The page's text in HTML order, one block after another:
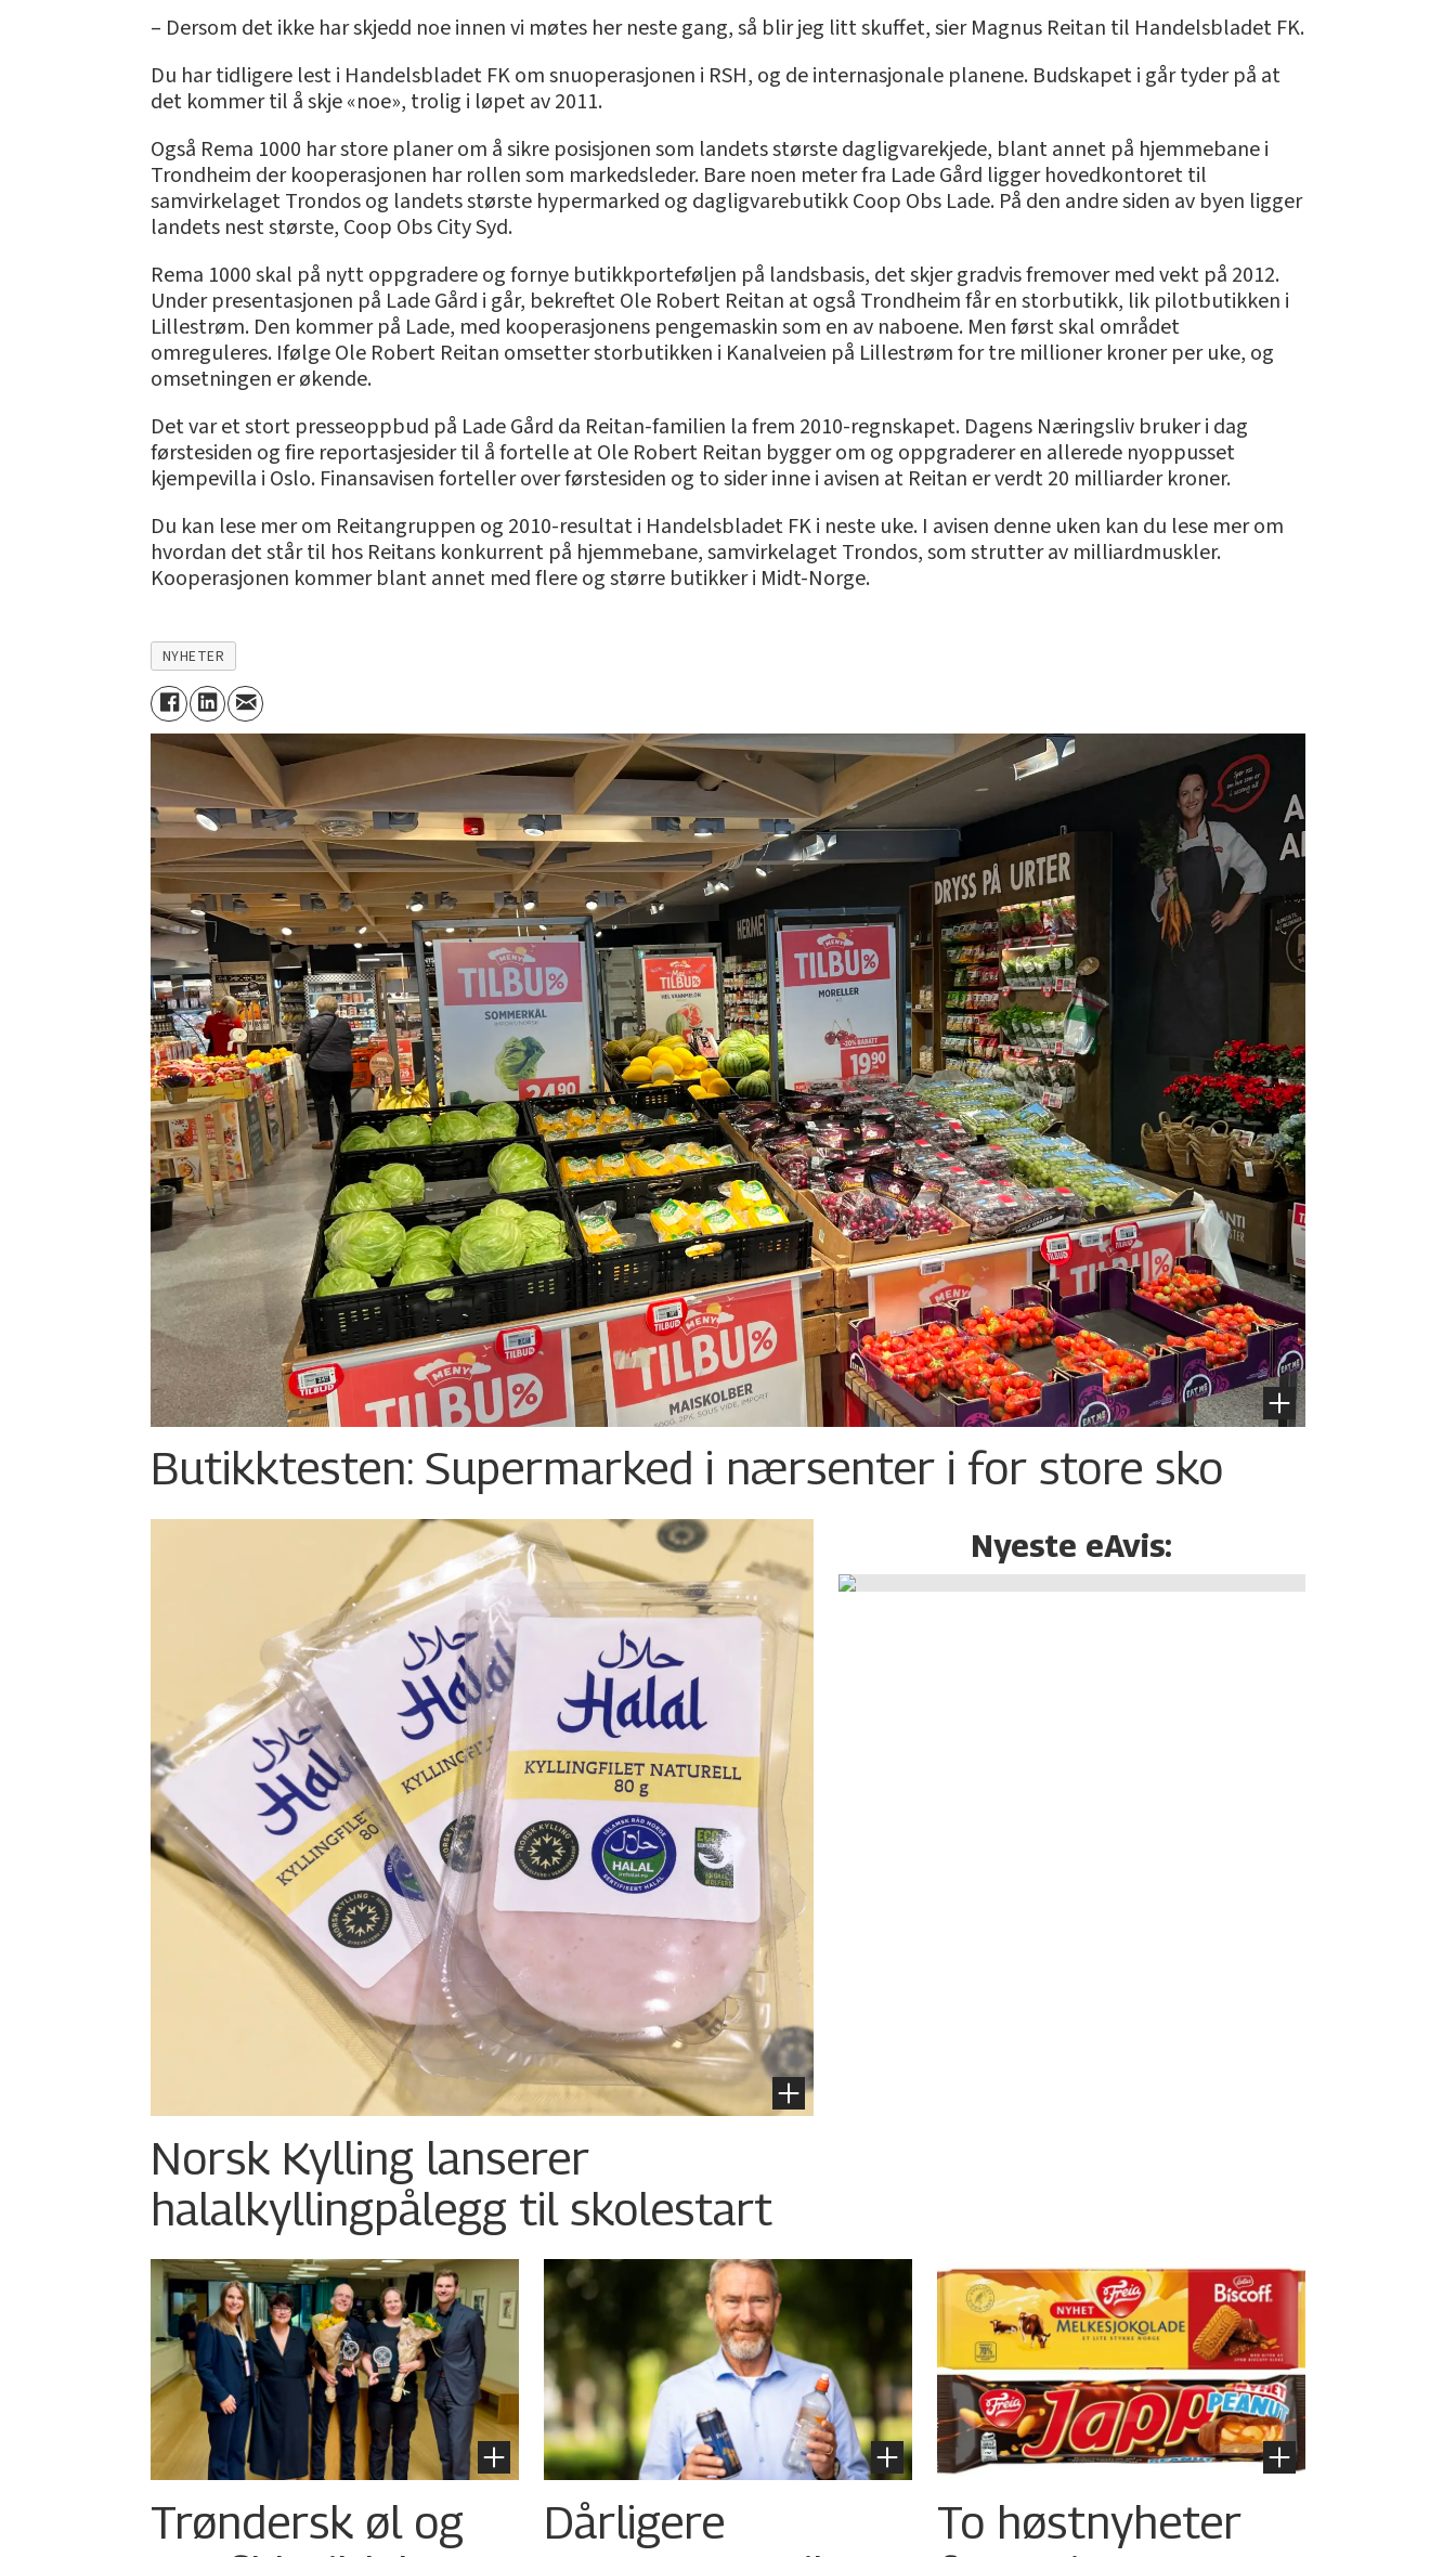
– Dersom det ikke har skjedd noe innen vi møtes her neste gang, så blir jeg litt skuffet, sier Magnus Reitan til Handelsbladet FK.
Du har tidligere lest i Handelsbladet FK om snuoperasjonen i RSH, og de internasjonale planene. Budskapet i går tyder på at
det kommer til å skje «noe», trolig i løpet av 2011.
Også Rema 1000 har store planer om å sikre posisjonen som landets største dagligvarekjede, blant annet på hjemmebane i
Trondheim der kooperasjonen har rollen som markedsleder. Bare noen meter fra Lade Gård ligger hovedkontoret til
samvirkelaget Trondos og landets største hypermarked og dagligvarebutikk Coop Obs Lade. På den andre siden av byen ligger
landets nest største, Coop Obs City Syd.
Rema 1000 skal på nytt oppgradere og fornye butikkporteføljen på landsbasis, det skjer gradvis fremover med vekt på 2012.
Under presentasjonen på Lade Gård i går, bekreftet Ole Robert Reitan at også Trondheim får en storbutikk, lik pilotbutikken i
Lillestrøm. Den kommer på Lade, med kooperasjonens pengemaskin som en av naboene. Men først skal området
omreguleres. Ifølge Ole Robert Reitan omsetter storbutikken i Kanalveien på Lillestrøm for tre millioner kroner per uke, og
omsetningen er økende.
Det var et stort presseoppbud på Lade Gård da Reitan-familien la frem 2010-regnskapet. Dagens Næringsliv bruker i dag
førstesiden og fire reportasjesider til å fortelle at Ole Robert Reitan bygger om og oppgraderer en allerede nyoppusset
kjempevilla i Oslo. Finansavisen forteller over førstesiden og to sider inne i avisen at Reitan er verdt 20 milliarder kroner.
Du kan lese mer om Reitangruppen og 2010-resultat i Handelsbladet FK i neste uke. I avisen denne uken kan du lese mer om
hvordan det står til hos Reitans konkurrent på hjemmebane, samvirkelaget Trondos, som strutter av milliardmuskler.
Kooperasjonen kommer blant annet med flere og større butikker i Midt-Norge.
NYHETER
Butikktesten: Supermarked i nærsenter i for store sko
Norsk Kylling lanserer
halalkylling­pålegg til skolestart
Nyeste eAvis:
Trøndersk øl og
Dårligere
To høstnyheter